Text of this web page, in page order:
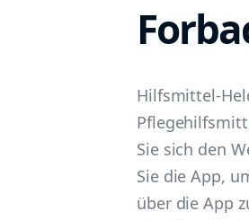
Hilfsmittel-
Sie sich den
Sie die App,
über die App